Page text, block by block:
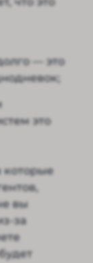
— это
это
которые
вы
за